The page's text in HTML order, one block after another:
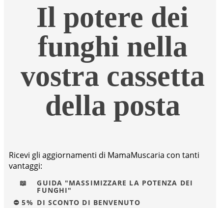
Il potere dei
funghi nella
vostra cassetta
della posta
Ricevi gli aggiornamenti di MamaMuscaria con tanti
vantaggi:
📖 GUIDA "MASSIMIZZARE LA POTENZA DEI
FUNGHI"
⛔ 5% DI SCONTO DI BENVENUTO